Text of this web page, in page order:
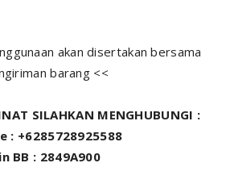
akan disertakan bersama
barang <<
SILAHKAN MENGHUBUNGI :
: +6285728925588
BB : 2849A900